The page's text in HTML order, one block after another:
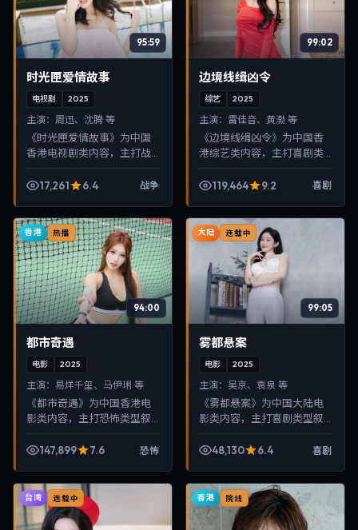
95:59
时光匣爱情故事
电视剧 2025
主演： 周迅、沈腾 等
《时光匣爱情故事》为中国
香港电视剧类内容，主打战
面清晰，适合移动端与电视
17,261 6.4 战争
99:02
边境线缉凶令
综艺 2025
主演： 雷佳音、黄渤 等
《边境线缉凶令》为中国香
港综艺类内容，主打喜剧类
晰，适合移动端与电视端随
119,464 9.2 喜剧
香港 热播
94:00
都市奇遇
电影 2025
主演： 易烊千玺、马伊琍 等
《都市奇遇》为中国香港电
影类内容，主打恐怖类型叙
适合移动端与电视端随时在
147,899 7.6 恐怖
大陆 连载中
99:05
雾都悬案
电影 2025
主演： 吴京、袁泉 等
《雾都悬案》为中国大陆电
影类内容，主打喜剧类型叙
适合移动端与电视端随时在
48,130 6.4 喜剧
台湾 连载中 香港 院线